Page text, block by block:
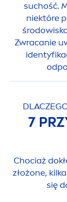
suchość.
niektóre
Zwracanie
7
Chociaż
złożone,
się